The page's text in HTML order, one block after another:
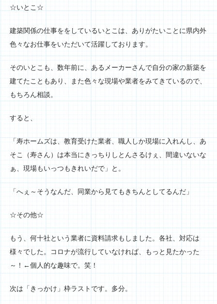
☆いとこ☆
建築関係の仕事ををしているいとこは、ありがたいことに県内外
色々なお仕事をいただいて活躍しております。
そのいとこも、数年前に、あるメーカーさんで自分の家の新築を
建てたこともあり、また色々な現場や業者をみてきているので、
もちろん相談。
すると、
「寿ホームズは、教育受けた業者、職人しか現場に入れんし、あ
そこ（寿さん）は本当にきっちりしとんさるけぇ、間違いないな
ぁ、現場もいっつもきれいだで」と。
「へぇ～そうなんだ、同業から見てもきちんとしてるんだ」
☆その他☆
もう、何十社という業者に資料請求もしました。各社、対応は
様々でした。コロナが流行していなければ、もっと見たかった
～！←個人的な趣味で。笑！
次は「きっかけ」枠ラストです。多分。